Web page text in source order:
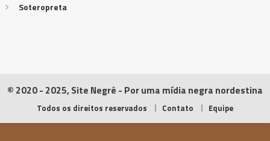
Soteropreta
© 2020 - 2025, Site Negrê - Por uma mídia negra nordestina
Todos os direitos reservados Contato Equipe